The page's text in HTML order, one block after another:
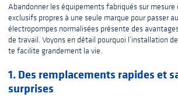
Abandonner les équipements fabriqués sur mesure
exclusifs propres à une seule marque pour passer
électropompes normalisées présente des
de travail. Voyons en détail pourquoi l’installation
te facilite grandement la vie.
1. Des remplacements rapides et
surprises